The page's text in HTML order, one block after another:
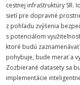
cestnej infraštruktúry SR.
sietí pre dopravné
z pohľadu zvýšenia
s potenciálom
ktoré budú
pohybuje, bude merať a
Zozbierané datasety sa
implementácie